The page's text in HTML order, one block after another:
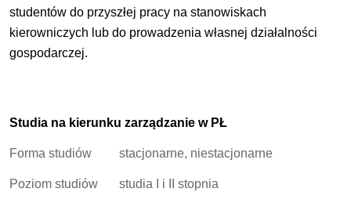
studentów do przyszłej pracy na stanowiskach
kierowniczych lub do prowadzenia własnej działalności
gospodarczej.
Studia na kierunku zarządzanie w PŁ
Forma studiów stacjonarne, niestacjonarne
Poziom studiów studia I i II stopnia